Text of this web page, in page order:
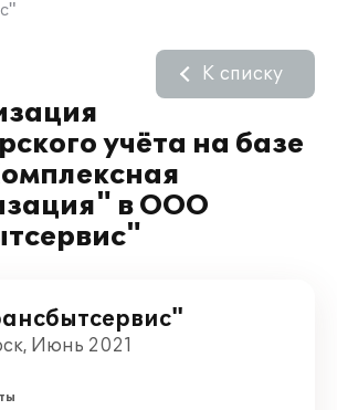
учёта на базе
в ООО
К списку
Июнь 2021